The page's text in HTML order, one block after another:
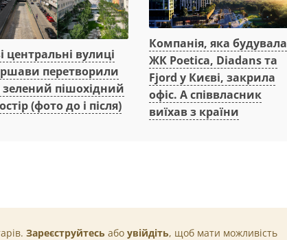
центральні вулиці
перетворили
зелений пішохідний
(фото до і після)
Компанія, яка будувала
ЖК Poetica, Diadans та
Fjord у Києві, закрила
офіс. А співвласник
виїхав з країни
Зареєструйтесь або увійдіть, щоб мати можливість